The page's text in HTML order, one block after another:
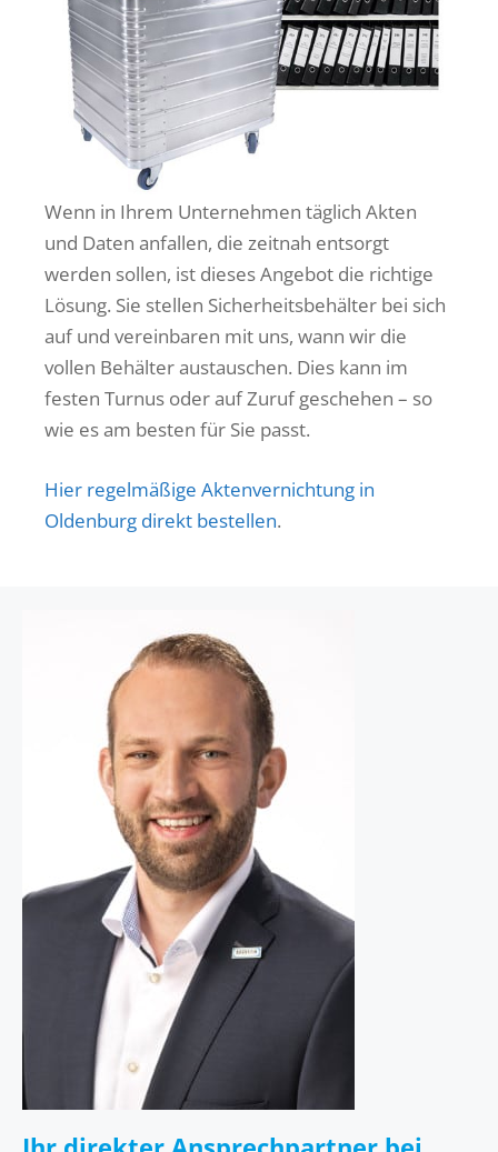
Wenn in Ihrem Unternehmen täglich Akten
und Daten anfallen, die zeitnah entsorgt
werden sollen, ist dieses Angebot die richtige
Lösung. Sie stellen Sicherheitsbehälter bei sich
auf und vereinbaren mit uns, wann wir die
vollen Behälter austauschen. Dies kann im
festen Turnus oder auf Zuruf geschehen – so
wie es am besten für Sie passt.
Hier regelmäßige Aktenvernichtung in
Oldenburg direkt bestellen.